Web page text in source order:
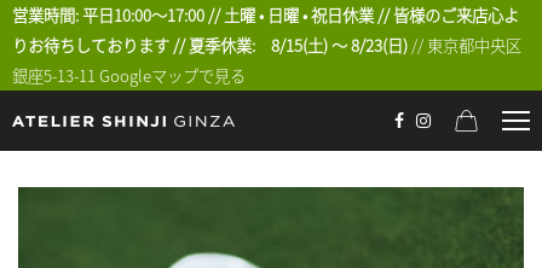
営業時間: 平日10:00〜17:00 // 土曜 • 日曜 • 祝日休業 // 皆様のご来店心よ
りお待ちしております // 夏季休業: 8/15(土) 〜 8/23(日) // 東京都中央区
銀座5-13-11Googleマップで見る